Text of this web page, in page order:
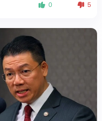
0 5